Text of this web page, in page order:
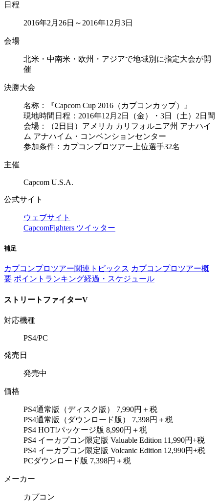
日程
2016年2月26日～2016年12月3日
会場
北米・中南米・欧州・アジアで地域別に指定大会が開
催
決勝大会
名称：『Capcom Cup 2016（カプコンカップ）』
現地時間日程：2016年12月2日（金）・3日（土）2日間
会場：（2日目）アメリカ カリフォルニア州 アナハイ
ム アナハイム・コンベンションセンター
参加条件：カプコンプロツアー上位選手32名
主催
Capcom U.S.A.
公式サイト
ウェブサイト
CapcomFighters ツイッター
補足
カプコンプロツアー関連トピックス カプコンプロツアー概
要 ポイントランキング経過・スケジュール
ストリートファイターV
対応機種
PS4/PC
発売日
発売中
価格
PS4通常版（ディスク版） 7,990円＋税
PS4通常版（ダウンロード版） 7,398円＋税
PS4 HOT!パッケージ版 8,990円＋税
PS4 イーカプコン限定版 Valuable Edition 11,990円+税
PS4 イーカプコン限定版 Volcanic Edition 12,990円+税
PCダウンロード版 7,398円＋税
メーカー
カプコン